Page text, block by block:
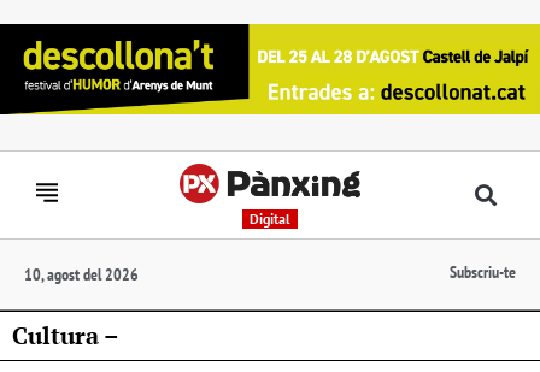
Digital
10, agost del 2026 Subscriu-te
Cultura –